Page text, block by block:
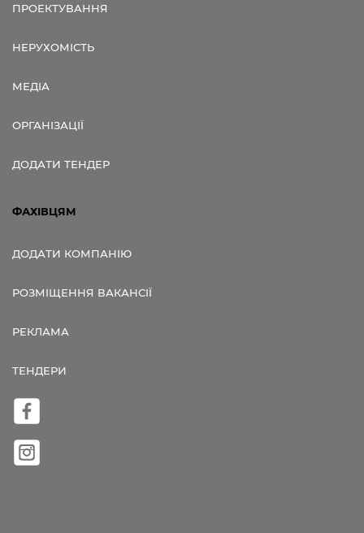
ПРОЕКТУВАННЯ
НЕРУХОМІСТЬ
МЕДІА
ОРГАНІЗАЦІЇ
ДОДАТИ ТЕНДЕР
ФАХІВЦЯМ
ДОДАТИ КОМПАНІЮ
РОЗМІЩЕННЯ ВАКАНСІЇ
РЕКЛАМА
ТЕНДЕРИ